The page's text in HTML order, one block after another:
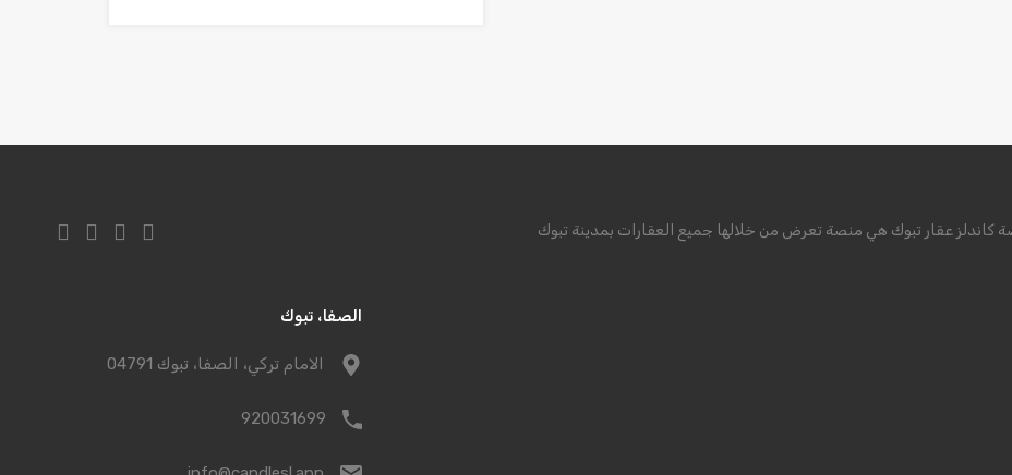
كاندلز عقار تبوك هي منصة تعرض من خلالها جميع العقارات بمدينة تبوك
الصفا، تبوك
الامام تركي، الصفا، تبوك 04791
920031699